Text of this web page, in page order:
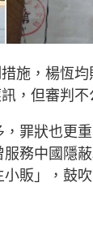
施，楊恆
，但審判
罪狀也更
務中國隱
販」，鼓